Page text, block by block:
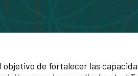
objetivo de fortalecer las